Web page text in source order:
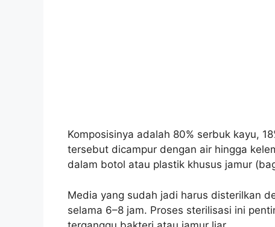
Komposisinya adalah 80% serbuk kayu,
tersebut dicampur dengan air hingga
dalam botol atau plastik khusus jamur
Media yang sudah jadi harus disterilkan
selama 6–8 jam. Proses sterilisasi ini